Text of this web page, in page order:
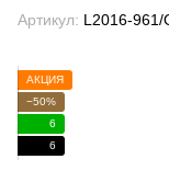
Артикул: L2016-961/
АКЦИЯ
−50%
6
6